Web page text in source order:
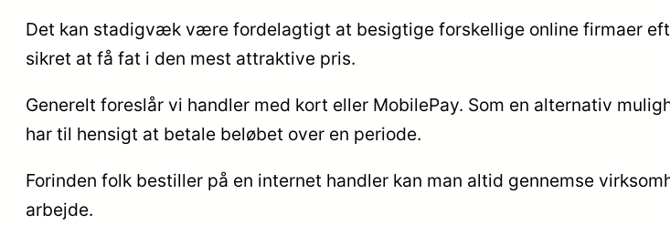
Det kan stadigvæk være fordelagtigt at besigtige forskellige online firmaer
sikret at få fat i den mest attraktive pris.
Generelt foreslår vi handler med kort eller MobilePay. Som en alternativ
har til hensigt at betale beløbet over en periode.
Forinden folk bestiller på en internet handler kan man altid gennemse
arbejde.